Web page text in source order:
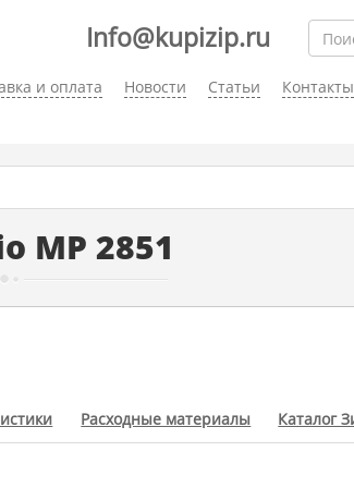
и оплата Новости Статьи Контакты
Info@kupizip.ru
MP 2851
Расходные материалы Каталог